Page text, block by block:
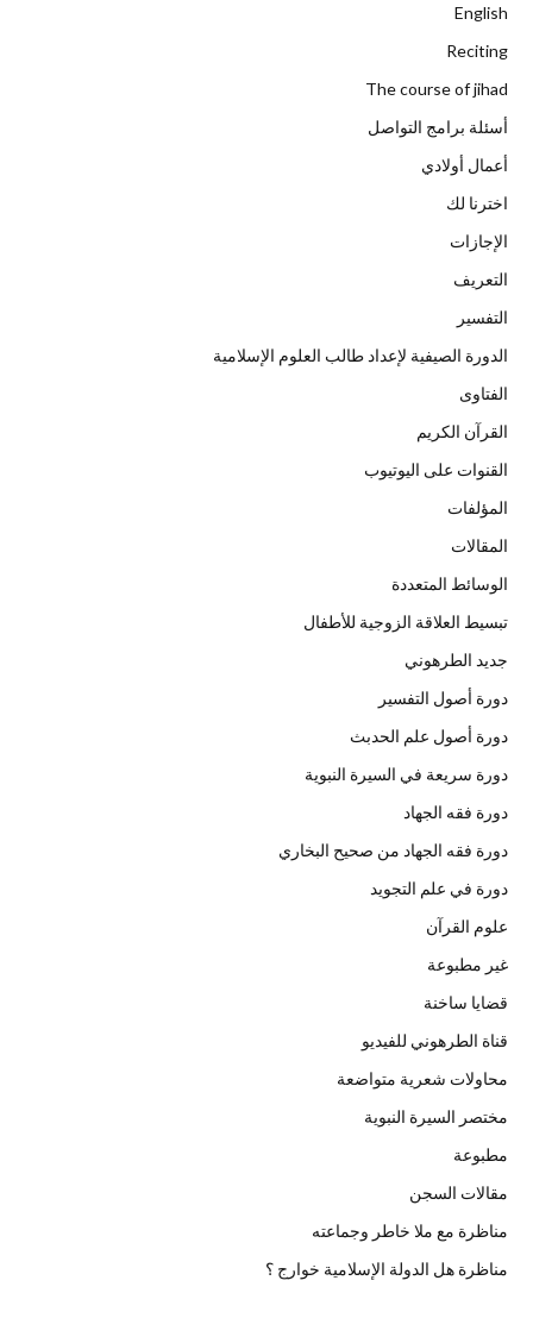
English
Reciting
The course of jihad
أسئلة برامج التواصل
أعمال أولادي
اخترنا لك
الإجازات
التعريف
التفسير
الدورة الصيفية لإعداد طالب العلوم الإسلامية
الفتاوى
القرآن الكريم
القنوات على اليوتيوب
المؤلفات
المقالات
الوسائط المتعددة
تبسيط العلاقة الزوجية للأطفال
جديد الطرهوني
دورة أصول التفسير
دورة أصول علم الحدبث
دورة سريعة في السيرة النبوية
دورة فقه الجهاد
دورة فقه الجهاد من صحيح البخاري
دورة في علم التجويد
علوم القرآن
غير مطبوعة
قضايا ساخنة
قناة الطرهوني للفيديو
محاولات شعرية متواضعة
مختصر السيرة النبوية
مطبوعة
مقالات السجن
مناظرة مع ملا خاطر وجماعته
مناظرة هل الدولة الإسلامية خوارج ؟